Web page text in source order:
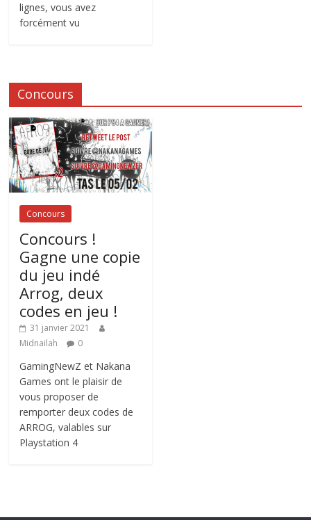
lignes, vous avez
forcément vu
Concours
Concours
Concours !
Gagne une copie
du jeu indé
Arrog, deux
codes en jeu !
31 janvier 2021
Midnailah
0
GamingNewZ et Nakana
Games ont le plaisir de
vous proposer de
remporter deux codes de
ARROG, valables sur
Playstation 4